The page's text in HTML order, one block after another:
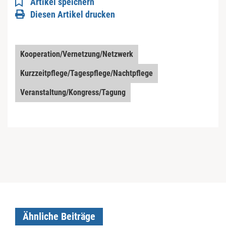
Diesen Artikel drucken
Kooperation/Vernetzung/Netzwerk
Kurzzeitpflege/Tagespflege/Nachtpflege
Veranstaltung/Kongress/Tagung
Ähnliche Beiträge